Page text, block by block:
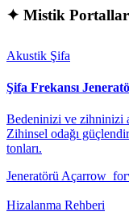
✦ Mistik Portallar
Akustik Şifa
Şifa Frekansı
Bedeninizi ve zihninizi
Zihinsel odağı
tonları.
Jeneratörü Aç
Hizalanma Rehberi